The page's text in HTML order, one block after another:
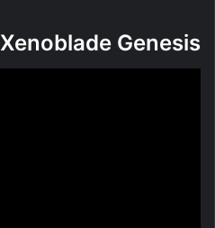
Xenoblade Genesis